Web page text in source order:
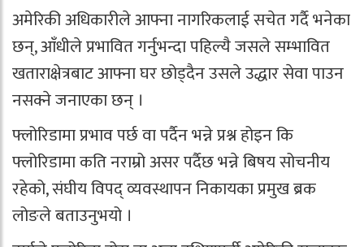
अमेरिकी अधिकारीले आफ्ना नागरिकलाई सचेत गर्दै भनेका
छन्, आँधीले प्रभावित गर्नुभन्दा पहिल्यै जसले सम्भावित
खताराक्षेत्रबाट आफ्ना घर छोड्दैन उसले उद्धार सेवा पाउन
नसक्ने जनाएका छन् ।
फ्लोरिडामा प्रभाव पर्छ वा पर्दैन भन्ने प्रश्न होइन कि
फ्लोरिडामा कति नराम्रो असर पर्दैछ भन्ने बिषय सोचनीय
रहेको, संघीय विपद् व्यवस्थापन निकायका प्रमुख ब्रक
लोङले बताउनुभयो ।